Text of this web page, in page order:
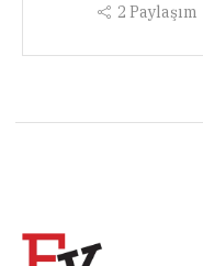
2 Paylaşım